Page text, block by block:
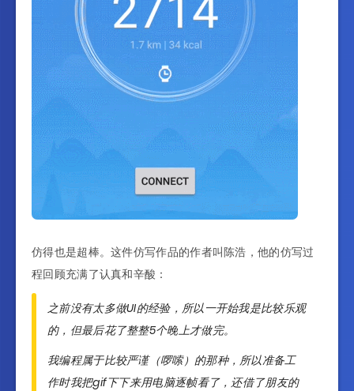
仿得也是超棒。这件仿写作品的作者叫陈浩，他的仿写过
程回顾充满了认真和辛酸：
之前没有太多做UI的经验，所以一开始我是比较乐观
的，但最后花了整整5个晚上才做完。
我编程属于比较严谨（啰嗦）的那种，所以准备工
作时我把gif下下来用电脑逐帧看了，还借了朋友的